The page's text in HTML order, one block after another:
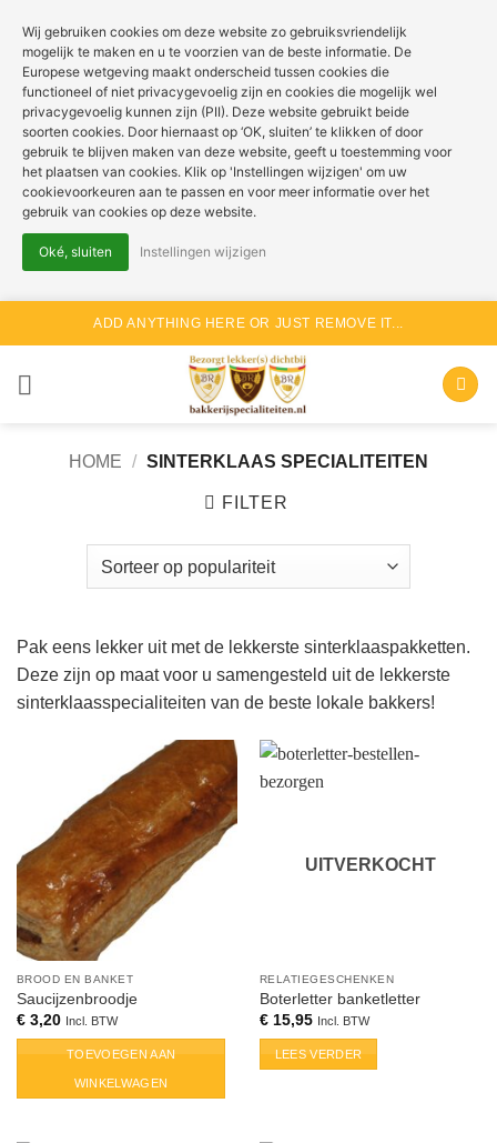
naar
ADD ANYTHING HERE OR JUST REMOVE IT...
HOME / SINTERKLAAS SPECIALITEITEN
FILTER
Pak eens lekker uit met de lekkerste sinterklaaspakketten.
Deze zijn op maat voor u samengesteld uit de lekkerste
sinterklaasspecialiteiten van de beste lokale bakkers!
BROOD EN BANKET
Saucijzenbroodje
€3,20 Incl. BTW
TOEVOEGEN AAN
WINKELWAGEN
UITVERKOCHT
RELATIEGESCHENKEN
Boterletter banketletter
€15,95 Incl. BTW
LEES VERDER
Wij gebruiken cookies om deze website zo gebruiksvriendelijk
mogelijk te maken en u te voorzien van de beste informatie. De
Europese wetgeving maakt onderscheid tussen cookies die
functioneel of niet privacygevoelig zijn en cookies die mogelijk wel
privacygevoelig kunnen zijn (PII). Deze website gebruikt beide
soorten cookies. Door hiernaast op ‘OK, sluiten’ te klikken of door
gebruik te blijven maken van deze website, geeft u toestemming voor
het plaatsen van cookies. Klik op 'Instellingen wijzigen' om uw
cookievoorkeuren aan te passen en voor meer informatie over het
gebruik van cookies op deze website.
Oké, sluiten Instellingen wijzigen